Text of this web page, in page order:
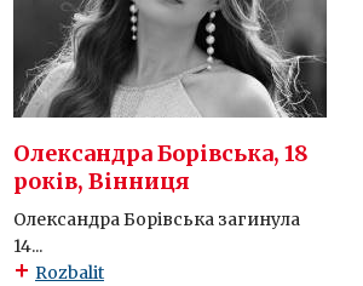
Олександра Борівська, 18
років, Вінниця
Олександра Борівська загинула
14...
Rozbalit